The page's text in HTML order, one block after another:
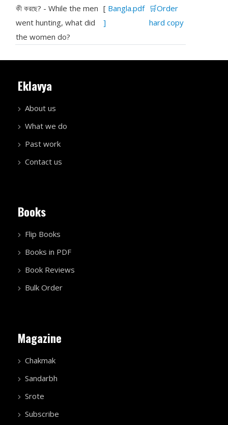
কী করছে? - While the men
went hunting, what did
the women do?
[ Bangla.pdf
]
🛒Order
hard copy
Eklavya
About us
What we do
Past work
Contact us
Books
Flip Books
Books in PDF
Book Reviews
Bulk Order
Magazine
Chakmak
Sandarbh
Srote
Subscribe